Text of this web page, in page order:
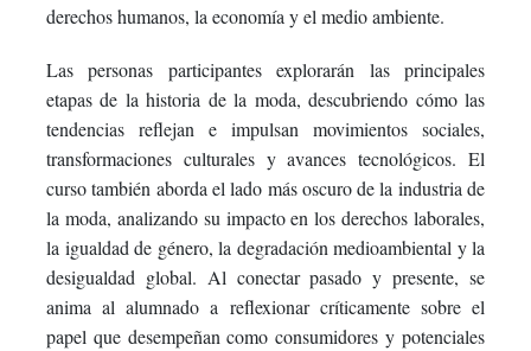
course
derechos humanos, la economía y el medio ambiente.
Las personas participantes explorarán las principales
etapas de la historia de la moda, descubriendo cómo las
tendencias reflejan e impulsan movimientos sociales,
transformaciones culturales y avances tecnológicos. El
curso también aborda el lado más oscuro de la industria de
la moda, analizando su impacto en los derechos laborales,
la igualdad de género, la degradación medioambiental y la
desigualdad global. Al conectar pasado y presente, se
anima al alumnado a reflexionar críticamente sobre el
papel que desempeñan como consumidores y potenciales